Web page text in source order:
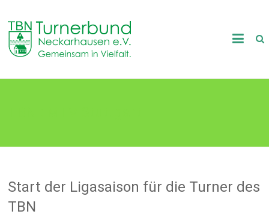
content
TB
Neckarhausen
in
Start der Ligasaison für die Turner des
TBN